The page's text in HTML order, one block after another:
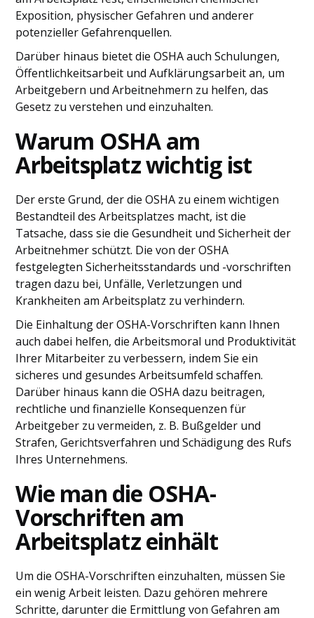
Exposition, physischer Gefahren und anderer
potenzieller Gefahrenquellen.
Darüber hinaus bietet die OSHA auch Schulungen,
Öffentlichkeitsarbeit und Aufklärungsarbeit an, um
Arbeitgebern und Arbeitnehmern zu helfen, das
Gesetz zu verstehen und einzuhalten.
Warum OSHA am
Arbeitsplatz wichtig ist
Der erste Grund, der die OSHA zu einem wichtigen
Bestandteil des Arbeitsplatzes macht, ist die
Tatsache, dass sie die Gesundheit und Sicherheit der
Arbeitnehmer schützt. Die von der OSHA
festgelegten Sicherheitsstandards und -vorschriften
tragen dazu bei, Unfälle, Verletzungen und
Krankheiten am Arbeitsplatz zu verhindern.
Die Einhaltung der OSHA-Vorschriften kann Ihnen
auch dabei helfen, die Arbeitsmoral und Produktivität
Ihrer Mitarbeiter zu verbessern, indem Sie ein
sicheres und gesundes Arbeitsumfeld schaffen.
Darüber hinaus kann die OSHA dazu beitragen,
rechtliche und finanzielle Konsequenzen für
Arbeitgeber zu vermeiden, z. B. Bußgelder und
Strafen, Gerichtsverfahren und Schädigung des Rufs
Ihres Unternehmens.
Wie man die OSHA-
Vorschriften am
Arbeitsplatz einhält
Um die OSHA-Vorschriften einzuhalten, müssen Sie
ein wenig Arbeit leisten. Dazu gehören mehrere
Schritte, darunter die Ermittlung von Gefahren am